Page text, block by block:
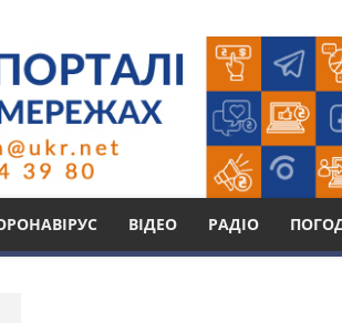
ВІДЕО РАДІО
Дніпропетровській